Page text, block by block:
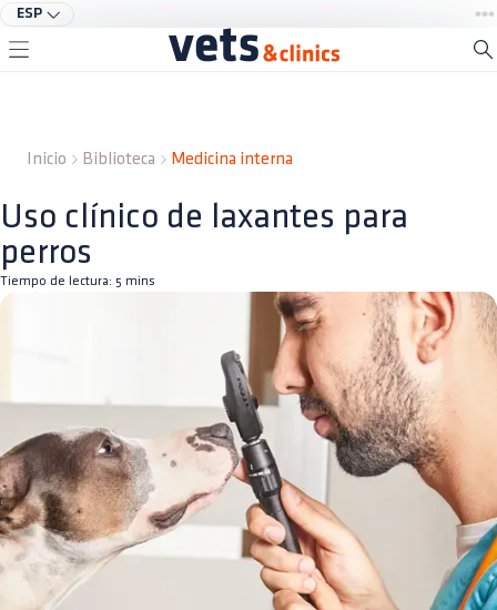
ESP
Inicio Biblioteca Medicina interna
Uso clínico de laxantes para
perros
Tiempo de lectura: 5 mins